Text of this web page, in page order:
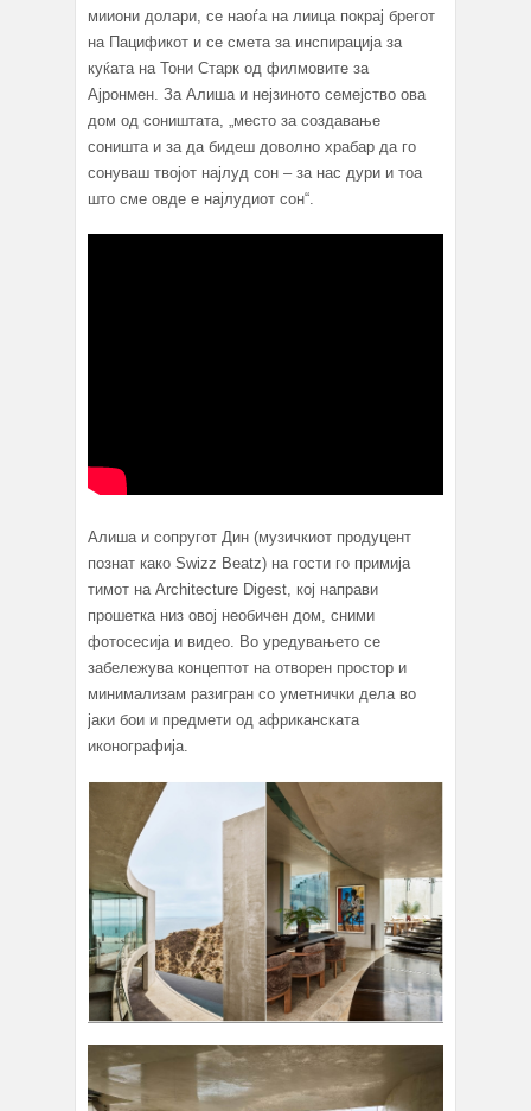
мииони долари, се наоѓа на лиица покрај брегот
на Пацификот и се смета за инспирација за
куќата на Тони Старк од филмовите за
Ајронмен. За Алиша и нејзиното семејство ова
дом од соништата, „место за создавање
соништа и за да бидеш доволно храбар да го
сонуваш твојот најлуд сон – за нас дури и тоа
што сме овде е најлудиот сон“.
Алиша и сопругот Дин (музичкиот продуцент
познат како Swizz Beatz) на гости го примија
тимот на Architecture Digest, кој направи
прошетка низ овој необичен дом, сними
фотосесија и видео. Во уредувањето се
забележува концептот на отворен простор и
минимализам разигран со уметнички дела во
јаки бои и предмети од африканската
иконографија.